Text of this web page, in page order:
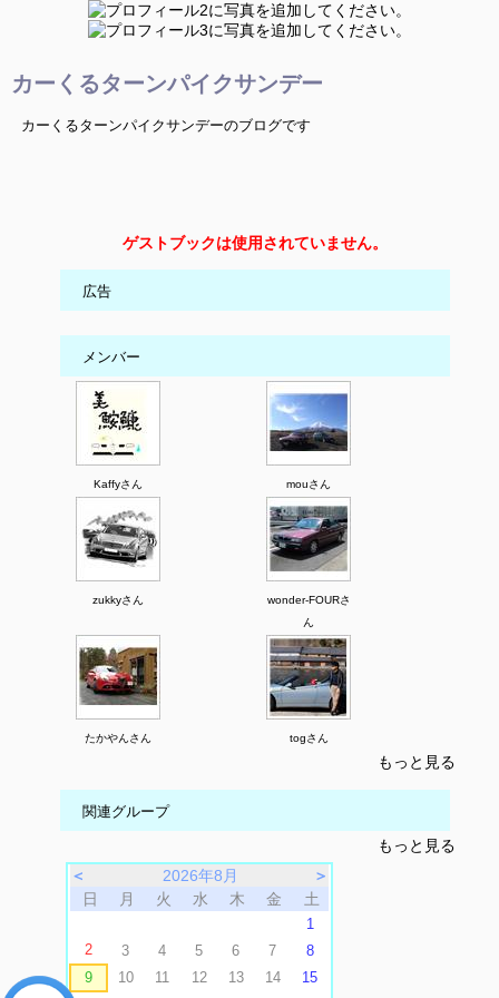
カーくるターンパイクサンデー
カーくるターンパイクサンデーのブログです
ゲストブックは使用されていません。
広告
メンバー
Kaffyさん mouさん
zukkyさん
wonder-FOURさ
ん
たかやんさん togさん
もっと見る
関連グループ
もっと見る
＜
2026年8月
＞
日
月 火 水 木 金 土
1
2
3 4 5 6 7
8
9
10 11 12 13 14
15